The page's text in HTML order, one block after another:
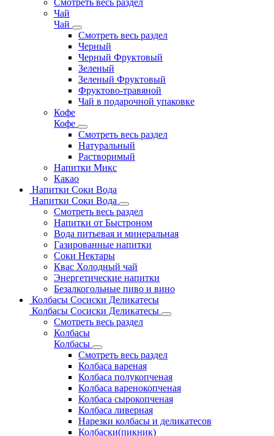
Смотреть весь раздел
Чай
Чай
Смотреть весь раздел
Черный
Черный Фруктовый
Зеленый
Зеленый Фруктовый
Фруктово-травяной
Чай в подарочной упаковке
Кофе
Кофе
Смотреть весь раздел
Натуральный
Растворимый
Напитки Микс
Какао
Напитки Соки Вода
Напитки Соки Вода
Смотреть весь раздел
Напитки от Быстроном
Вода питьевая и минеральная
Газированные напитки
Соки Нектары
Квас Холодный чай
Энергетические напитки
Безалкогольные пиво и вино
Колбасы Сосиски Деликатесы
Колбасы Сосиски Деликатесы
Смотреть весь раздел
Колбасы
Колбасы
Смотреть весь раздел
Колбаса вареная
Колбаса полукопченая
Колбаса варенокопченая
Колбаса сырокопченая
Колбаса ливерная
Нарезки колбасы и деликатесов
Колбаски(пикник)